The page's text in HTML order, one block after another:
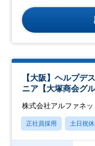
【大阪】ヘルプデ
ニア【大塚商会グ
株式会社アルファネッ
正社員採用 土日祝